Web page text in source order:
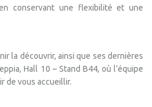
conservant une flexibilité et une
la découvrir, ainsi que ses dernières
Hall 10 – Stand B44, où l’équipe
de vous accueillir.